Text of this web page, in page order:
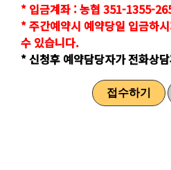
* 입금계좌 : 농협 351-1355-
* 주간예약시 예약당일 입금하
수 있습니다.
* 신청후 예약담당자가 전화상